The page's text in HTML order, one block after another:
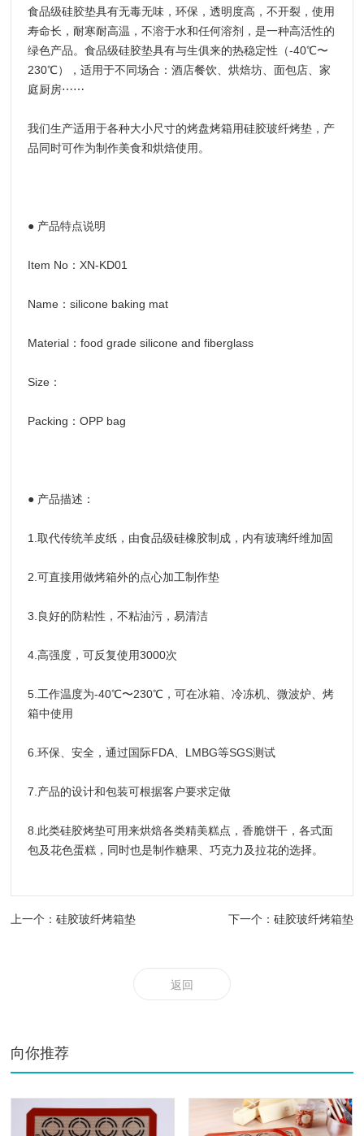
食品级硅胶垫具有无毒无味，环保，透明度高，不开裂，使用
寿命长，耐寒耐高温，不溶于水和任何溶剂，是一种高活性的
绿色产品。食品级硅胶垫具有与生俱来的热稳定性（-40℃〜
230℃），适用于不同场合：酒店餐饮、烘焙坊、面包店、家
庭厨房⋯⋯
我们生产适用于各种大小尺寸的烤盘烤箱用硅胶玻纤烤垫，产
品同时可作为制作美食和烘焙使用。
● 产品特点说明
Item No：XN-KD01
Name：silicone baking mat
Material：food grade silicone and fiberglass
Size：
Packing：OPP bag
● 产品描述：
1.取代传统羊皮纸，由食品级硅橡胶制成，内有玻璃纤维加固
2.可直接用做烤箱外的点心加工制作垫
3.良好的防粘性，不粘油污，易清洁
4.高强度，可反复使用3000次
5.工作温度为-40℃〜230℃，可在冰箱、冷冻机、微波炉、烤
箱中使用
6.环保、安全，通过国际FDA、LMBG等SGS测试
7.产品的设计和包装可根据客户要求定做
8.此类硅胶烤垫可用来烘焙各类精美糕点，香脆饼干，各式面
包及花色蛋糕，同时也是制作糖果、巧克力及拉花的选择。
上一个：硅胶玻纤烤箱垫 下一个：硅胶玻纤烤箱垫
返回
向你推荐